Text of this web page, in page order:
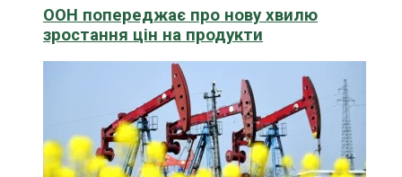
ООН попереджає про нову хвилю
зростання цін на продукти